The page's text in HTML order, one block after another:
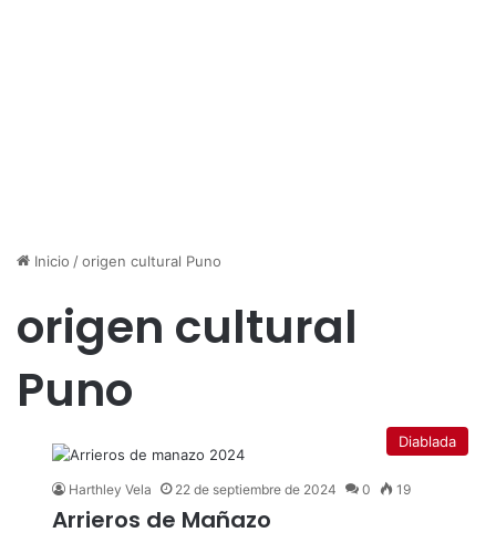
Inicio /origen cultural Puno
origen cultural
Puno
Diablada
Harthley Vela 22 de septiembre de 2024 0 19
Arrieros de Mañazo